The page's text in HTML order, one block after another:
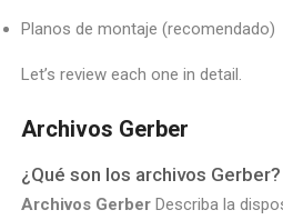
Planos de montaje (recomendado)
Let’s review each one in detail.
Archivos Gerber
¿Qué son los archivos Gerber?
Archivos Gerber Describa la